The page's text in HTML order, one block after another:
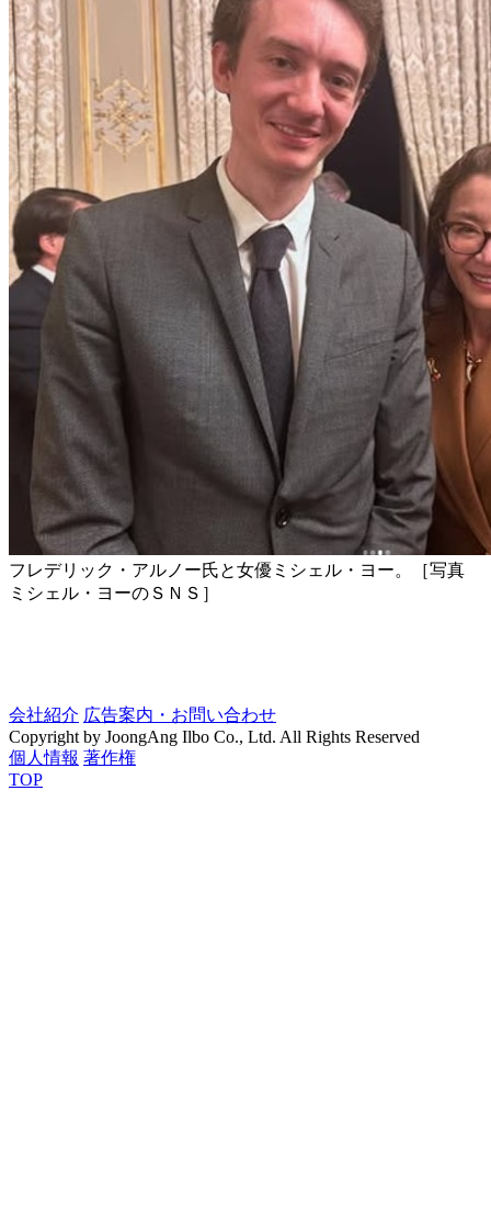
フレデリック・アルノー氏と女優ミシェル・ヨー。［写真
ミシェル・ヨーのＳＮＳ］
会社紹介 広告案内・お問い合わせ
Copyright by JoongAng Ilbo Co., Ltd. All Rights Reserved
個人情報 著作権
TOP